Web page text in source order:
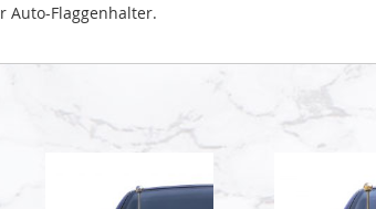
Auto-Flaggenhalter.